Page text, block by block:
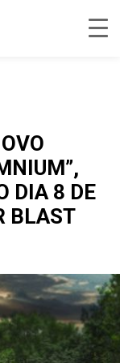
DIA 8 DE
BLAST